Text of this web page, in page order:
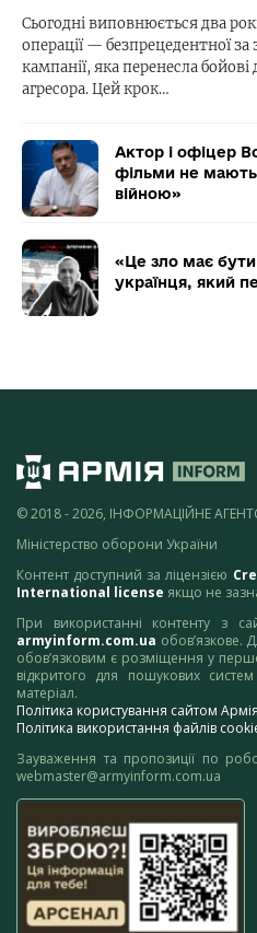
Сьогодні виповнюється два
операції — безпрецедентної
кампанії, яка перенесла
агресора. Цей крок…
Актор і офіцер
фільми не мають
війною»
«Це зло має
українця, який
© 2018 - 2026, ІНФОРМАЦІЙНЕ
Міністерство оборони України
Контент доступний за ліцензією
International license якщо не
При використанні контенту з
armyinform.com.ua обов’язкове.
обов’язковим є розміщення у
відкритого для пошукових
матеріал.
Політика користування сайтом
Політика використання файлів
Зауваження та пропозиції по
webmaster@armyinform.com.ua